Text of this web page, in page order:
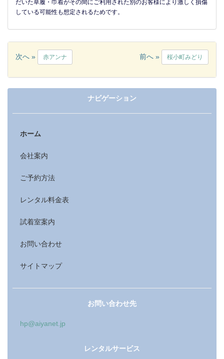
だいた草履・巾着がその間にご利用された別のお客様により激しく損傷
している可能性も想定されるためです。
次へ » 赤アンナ 前へ » 桜小町みどり
ナビゲーション
ホーム
会社案内
ご予約方法
レンタル料金表
試着室案内
お問い合わせ
サイトマップ
お問い合わせ先
hp@aiyanet.jp
レンタルサービス